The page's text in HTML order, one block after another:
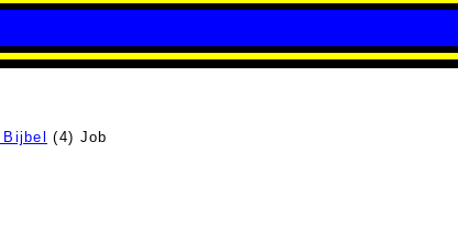
(4) Job